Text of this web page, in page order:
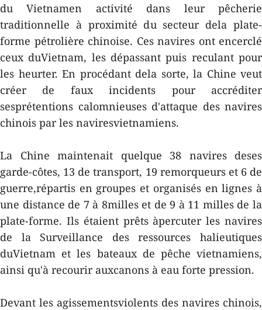
du Vietnamen activité dans leur pêcherie
traditionnelle à proximité du secteur dela plate-
forme pétrolière chinoise. Ces navires ont encerclé
ceux duVietnam, les dépassant puis reculant pour
les heurter. En procédant dela sorte, la Chine veut
créer de faux incidents pour accréditer
sesprétentions calomnieuses d'attaque des navires
chinois par les naviresvietnamiens.
La Chine maintenait quelque 38 navires deses
garde-côtes, 13 de transport, 19 remorqueurs et 6 de
guerre,répartis en groupes et organisés en lignes à
une distance de 7 à 8milles et de 9 à 11 milles de la
plate-forme. Ils étaient prêts àpercuter les navires
de la Surveillance des ressources halieutiques
duVietnam et les bateaux de pêche vietnamiens,
ainsi qu'à recourir auxcanons à eau forte pression.
Devant les agissementsviolents des navires chinois,